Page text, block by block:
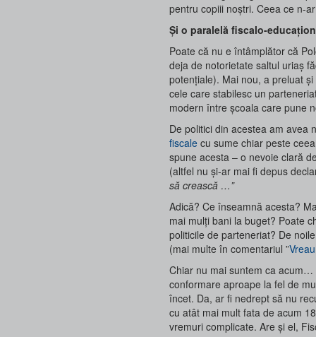
pentru copiii noștri. Ceea ce n-
Și o paralelă fiscalo-
Poate că nu e întâmplător că
deja de notorietate saltul uriaș
potențiale). Mai nou, a preluat
cele care stabilesc un
modern între școala care pune
De politici din acestea am avea
fiscale cu sume chiar peste
spune acesta – o nevoie clară
(altfel nu și-ar mai fi depus
să crească …”
Adică? Ce înseamnă acesta?
mai mulți bani la buget? Poate
politicile de parteneriat? De
(mai multe în comentariul ”
Chiar nu mai suntem ca
conformare aproape la fel de
încet. Da, ar fi nedrept să nu
cu atât mai mult fata de acum
vremuri complicate. Are și el,